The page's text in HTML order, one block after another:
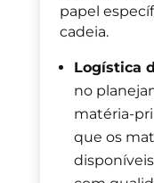
papel
cadeia.
Logística
no
matéria-
que os